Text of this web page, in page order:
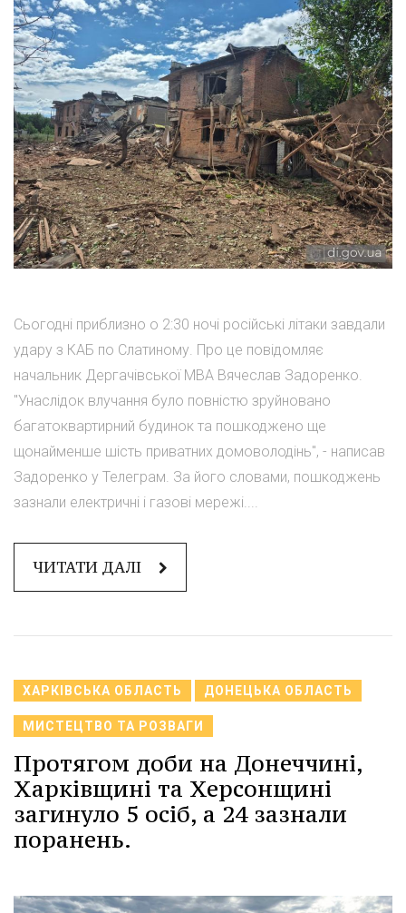
Сьогодні приблизно о 2:30 ночі російські літаки завдали
удару з КАБ по Слатиному. Про це повідомляє
начальник Дергачівської МВА Вячеслав Задоренко.
"Унаслідок влучання було повністю зруйновано
багатоквартирний будинок та пошкоджено ще
щонайменше шість приватних домоволодінь", - написав
Задоренко у Телеграм. За його словами, пошкоджень
зазнали електричні і газові мережі....
ЧИТАТИ ДАЛІ
ХАРКІВСЬКА ОБЛАСТЬ ДОНЕЦЬКА ОБЛАСТЬ
МИСТЕЦТВО ТА РОЗВАГИ
Протягом доби на Донеччині,
Харківщині та Херсонщині
загинуло 5 осіб, а 24 зазнали
поранень.